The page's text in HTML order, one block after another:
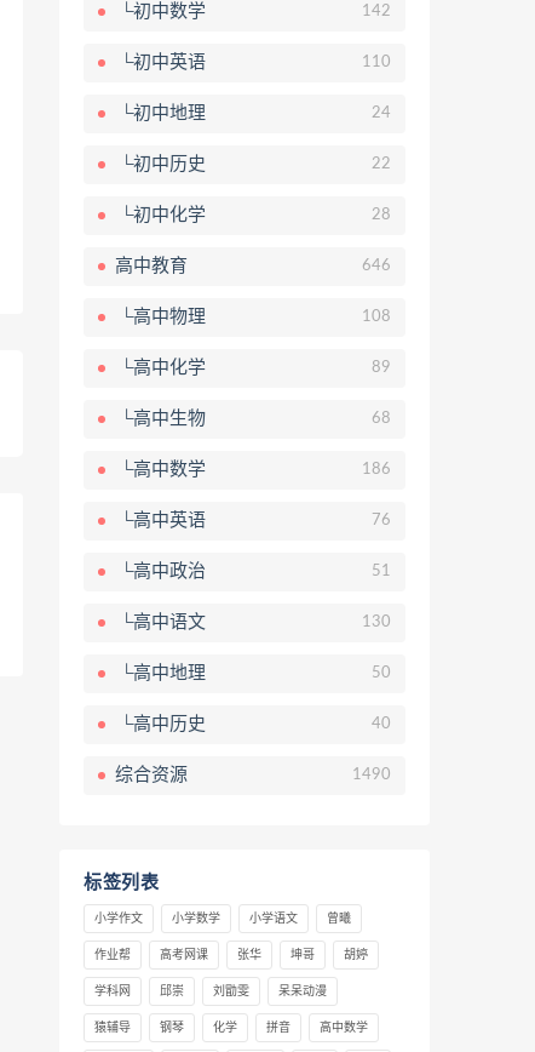
└初中数学 142
└初中英语 110
└初中地理 24
└初中历史 22
└初中化学 28
高中教育 646
└高中物理 108
└高中化学 89
└高中生物 68
└高中数学 186
└高中英语 76
└高中政治 51
└高中语文 130
└高中地理 50
└高中历史 40
综合资源 1490
标签列表
小学作文 小学数学 小学语文 曾曦
作业帮 高考网课 张华 坤哥 胡婷
学科网 邱崇 刘勖雯 呆呆动漫
猿辅导 钢琴 化学 拼音 高中数学